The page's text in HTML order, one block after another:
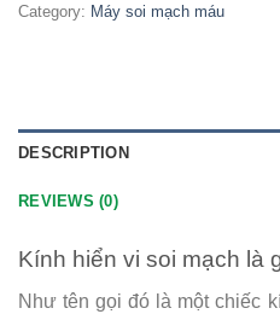
Category: Máy soi mạch máu
DESCRIPTION
REVIEWS (0)
Kính hiển vi soi mạch là
Như tên gọi đó là một chiếc